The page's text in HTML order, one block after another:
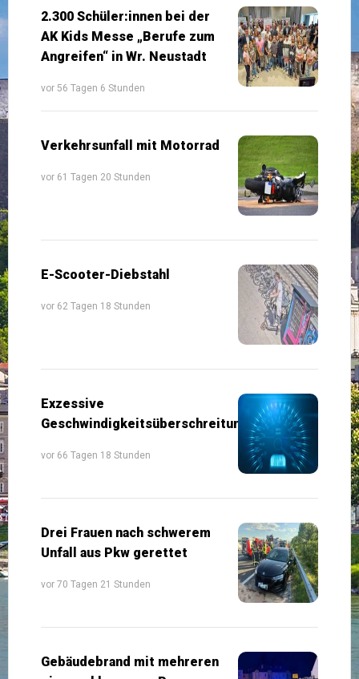
2.300 Schüler:innen bei der
AK Kids Messe „Berufe zum
Angreifen“ in Wr. Neustadt
vor 56 Tagen 6 Stunden
Verkehrsunfall mit Motorrad
vor 61 Tagen 20 Stunden
E-Scooter-Diebstahl
vor 62 Tagen 18 Stunden
Exzessive
Geschwindigkeitsüberschreitungen
vor 66 Tagen 18 Stunden
Drei Frauen nach schwerem
Unfall aus Pkw gerettet
vor 70 Tagen 21 Stunden
Gebäudebrand mit mehreren